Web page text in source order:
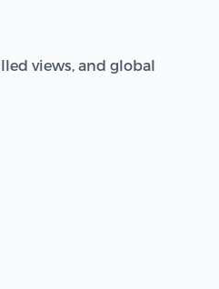
views, and global